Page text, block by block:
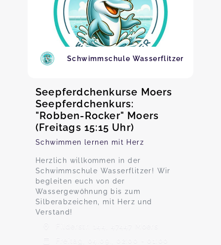
Schwimmschule Wasserflitzer
Seepferdchenkurse Moers
Seepferdchenkurs:
"Robben-Rocker" Moers
(Freitags 15:15 Uhr)
Schwimmen lernen mit Herz
Herzlich willkommen in der
Schwimmschule Wasserflitzer! Wir
begleiten euch von der
Wassergewöhnung bis zum
Silberabzeichen, mit Herz und
Verstand!
Filderstr. 144, 47447 Moers
Freitag, 04.09., 02:00 - 01:00